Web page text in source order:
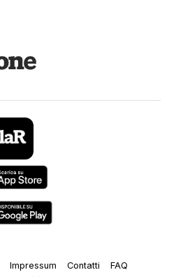
Impressum Contatti
FAQ